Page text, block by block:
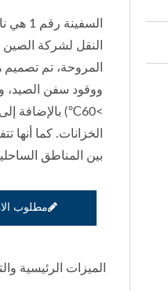
المروحة، تم تصميم
ووقود سفن الصيد،
>60℃)
الخزانات. كما أنها
بين المناطق
مطلوب
الميزات الرئيسية